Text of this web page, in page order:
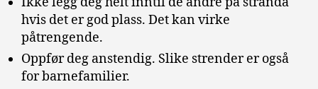
hvis det er god plass. Det kan virke
påtrengende.
Oppfør deg anstendig. Slike strender er også
for barnefamilier.